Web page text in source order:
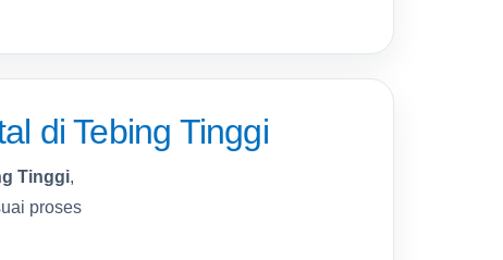
di Tebing Tinggi
Tinggi,
proses